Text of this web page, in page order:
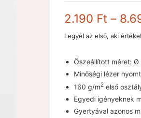
2.190 Ft –
Legyél az első, aki
Öszeállított méret: Ø
Minőségi lézer
160 g/m2 első
Egyedi igényeknek
Gyertyával azonos